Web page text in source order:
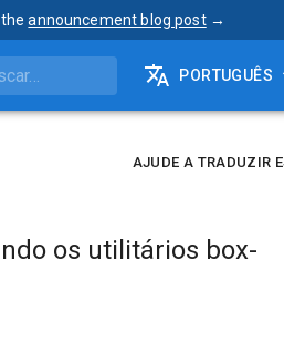
announcement blog post →
PORTUGUÊS
AJUDE A TRADUZIR
os utilitários box-